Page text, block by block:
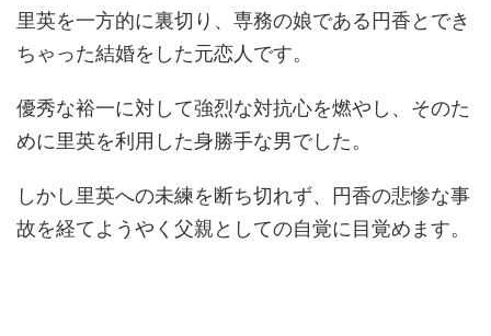
里英を一方的に裏切り、専務の娘である円香とでき
ちゃった結婚をした元恋人です。
優秀な裕一に対して強烈な対抗心を燃やし、そのた
めに里英を利用した身勝手な男でした。
しかし里英への未練を断ち切れず、円香の悲惨な事
故を経てようやく父親としての自覚に目覚めます。